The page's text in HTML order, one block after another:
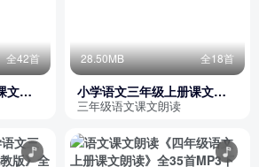
全42首
文朗
28.50MB 全18首
小学语文三年级上册课文朗
读
三年级语文课文朗读